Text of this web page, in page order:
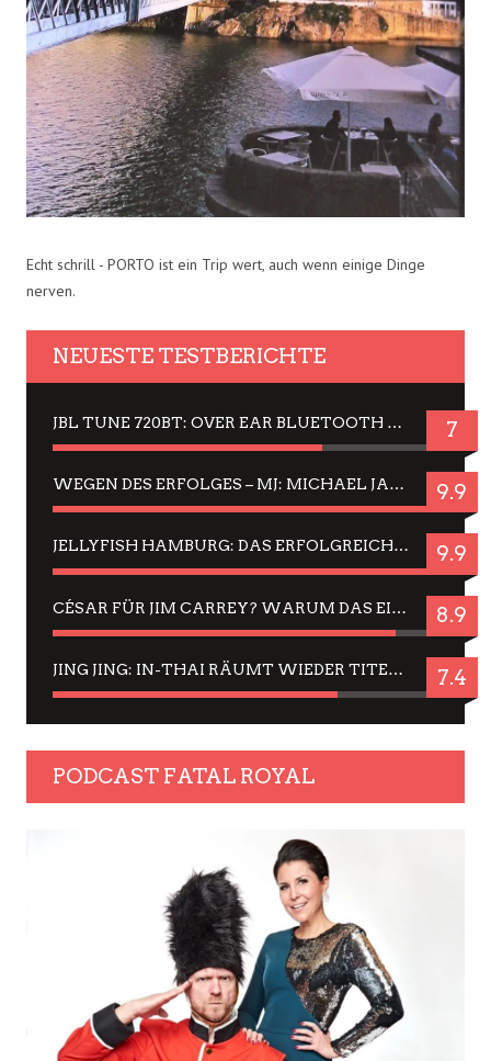
Echt schrill - PORTO ist ein Trip wert, auch wenn einige Dinge
nerven.
NEUESTE TESTBERICHTE
JBL TUNE 720BT: OVER EAR BLUETOOTH KOPFHÖRER UM DIE 50,-€ IM DAUER-TEST 7
WEGEN DES ERFOLGES – MJ: MICHAEL JACKSON MUSICAL IN EINER MATINEE SEHEN 9.9
JELLYFISH HAMBURG: DAS ERFOLGREICHE SOMMER-MENÜ 2025 IN GEFÜHLEN UND BILDERN 9.9
CÉSAR FÜR JIM CARREY? WARUM DAS EINER DER NERVIGSTEN ACTORS IST UND BLEIBT 8.9
JING JING: IN-THAI RÄUMT WIEDER TITEL AB – EIN ZWEI-STUNDEN-ERLEBNISBERICHT 7.4
PODCAST FATAL ROYAL